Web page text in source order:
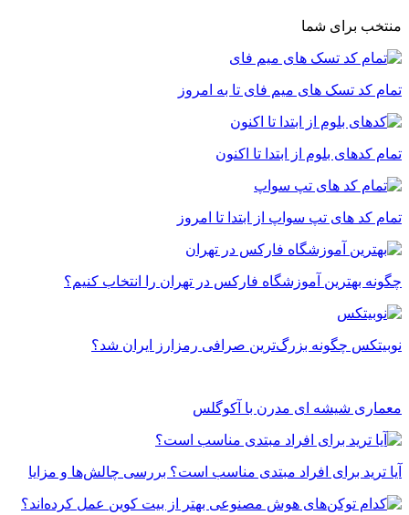
منتخب برای شما
تمام کد تسک های میم فای تا به امروز
تمام کدهای بلوم از ابتدا تا اکنون
تمام کد های تپ سواپ از ابتدا تا امروز
چگونه بهترین آموزشگاه فارکس در تهران را انتخاب کنیم؟
نوبیتکس چگونه بزرگ‌ترین صرافی رمزارز ایران شد؟
معماری شیشه ای مدرن با آکوگلس
آیا ترید برای افراد مبتدی مناسب است؟ بررسی چالش‌ها و مزایا